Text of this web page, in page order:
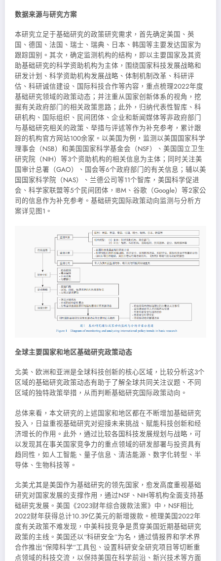
数据来源与研究方案
本研究立足于基础研究的政策研究需求，首先确定美国、英
国、德国、法国、瑞士、瑞典、日本、韩国等主要发达国家为
跟踪国别。其次，确定监测机构的结构，即以主要国家及其资
助基础研究的科学资助机构为主体，围绕国家科技发展战略和
研发计划、科学资助机构发展战略、体制机制改革、科研评
估、科研诚信建设、国际科技合作等内容，重点梳理2022年度
基础研究领域的政策动态；并注重从国家创新体系的视角，挖
掘有关政府部门的相关政策思路；此外，归纳代表性智库、科
研机构、国际组织、民间团体、企业和新闻媒体等非政府部门
与基础研究相关的政策、举措与评述等作为补充参考，累计跟
踪的机构官方网站100余家。以美国为例，监测以美国国家科学
理事会（NSB）和美国国家科学基金会（NSF）、美国国立卫生
研究院（NIH）等3个资助机构的相关信息为主体；同时关注美
国审计总署（GAO）、国会等6个政府部门的有关信息；辅以美
国国家科学院（NAS）、兰德公司等11个智库，美国科学促进
会、科学家联盟等5个民间团体，IBM、谷歌（Google）等2家公
司的信息作为补充参考。基础研究国际政策动向监测与分析方
案详见图1。
全球主要国家和地区基础研究政策动态
北美、欧洲和亚洲是全球科技创新的核心区域，比较分析这3个
区域的基础研究政策动态有助于了解全球共同关注议题、不同
区域的独特政策举措，从而判断基础研究国际政策动向。
总体来看，本文研究的上述国家和地区都在不断增加基础研究
投入，日益重视基础研究对迎接未来挑战、赋能科技创新和经
济增长的作用。此外，通过比较各国科技发展规划与战略，可
以发现其在事关国家竞争力的重点领域的研发部署与投资具有
趋同性，如人工智能、量子信息、清洁能源、数字化转型、半
导体、生物科技等。
北美尤其是美国作为基础研究的领先国家，愈发高度重视基础
研究对国家发展的支撑作用，通过NSF、NIH等机构全面支持基
础研究发展。美国《2023财年综合拨款法案》中，NSF相比
2022财年获得总计10.39亿美元的新增拨款。梳理美国2022年
度有关政策不难发现，中美科技竞争是贯穿美国近期基础研究
政策的主线。美国还以“科研安全”为名，通过情报界和学术界
合作推出“保障科学”工具包、设置科研安全研究项目等切断重
点领域的科技交流，以保持美国在科学前沿、新兴技术等方面